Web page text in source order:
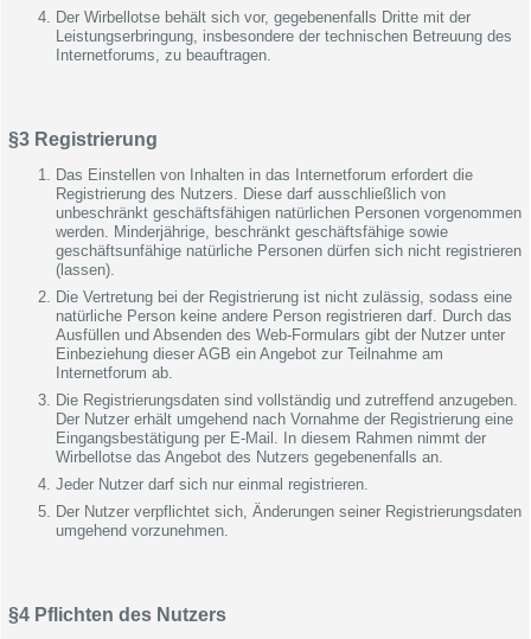
Der Wirbellotse behält sich vor, gegebenenfalls Dritte mit der
Leistungserbringung, insbesondere der technischen Betreuung des
Internetforums, zu beauftragen.
§3 Registrierung
Das Einstellen von Inhalten in das Internetforum erfordert die
Registrierung des Nutzers. Diese darf ausschließlich von
unbeschränkt geschäftsfähigen natürlichen Personen vorgenommen
werden. Minderjährige, beschränkt geschäftsfähige sowie
geschäftsunfähige natürliche Personen dürfen sich nicht registrieren
(lassen).
Die Vertretung bei der Registrierung ist nicht zulässig, sodass eine
natürliche Person keine andere Person registrieren darf. Durch das
Ausfüllen und Absenden des Web-Formulars gibt der Nutzer unter
Einbeziehung dieser AGB ein Angebot zur Teilnahme am
Internetforum ab.
Die Registrierungsdaten sind vollständig und zutreffend anzugeben.
Der Nutzer erhält umgehend nach Vornahme der Registrierung eine
Eingangsbestätigung per E-Mail. In diesem Rahmen nimmt der
Wirbellotse das Angebot des Nutzers gegebenenfalls an.
Jeder Nutzer darf sich nur einmal registrieren.
Der Nutzer verpflichtet sich, Änderungen seiner Registrierungsdaten
umgehend vorzunehmen.
§4 Pflichten des Nutzers